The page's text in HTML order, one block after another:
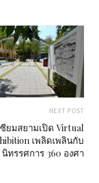
NEXT POST
ซียมสยามเปิด Virtual
เพลิดเพลินกับ
นิทรรศการ 360 องศา